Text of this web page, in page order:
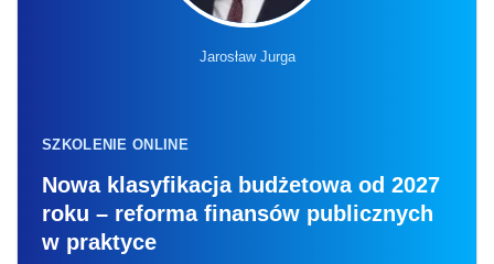
Jarosław Jurga
SZKOLENIE ONLINE
Nowa klasyfikacja budżetowa od 2027
roku – reforma finansów publicznych
w praktyce